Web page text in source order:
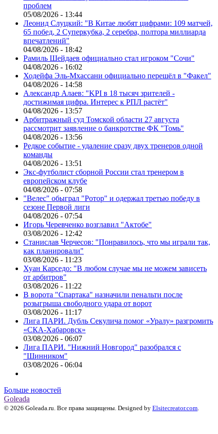
проблем
05/08/2026 - 13:44
Леонид Слуцкий: "В Китае любят цифрами: 109 матчей,
65 побед, 2 Суперкубка, 2 серебра, полтора миллиарда
впечатлений"
04/08/2026 - 18:42
Рамиль Шейдаев официально стал игроком "Сочи"
04/08/2026 - 16:02
Ходейфа Эль-Мхассани официально перешёл в "Факел"
04/08/2026 - 14:58
Александр Алаев: "KPI в 18 тысяч зрителей -
достижимая цифра. Интерес к РПЛ растёт"
04/08/2026 - 13:57
Арбитражный суд Томской области 27 августа
рассмотрит заявление о банкротстве ФК "Томь"
04/08/2026 - 13:56
Редкое событие - удаление сразу двух тренеров одной
команды
04/08/2026 - 13:51
Экс-футболист сборной России стал тренером в
европейском клубе
04/08/2026 - 07:58
"Велес" обыграл "Ротор" и одержал третью победу в
сезоне Первой лиги
04/08/2026 - 07:54
Игорь Черевченко возглавил "Актобе"
03/08/2026 - 12:42
Станислав Черчесов: "Понравилось, что мы играли так,
как планировали"
03/08/2026 - 11:23
Хуан Карседо: "В любом случае мы не можем зависеть
от арбитров"
03/08/2026 - 11:22
В ворота "Спартака" назначили пенальти после
розыгрыша свободного удара от ворот
03/08/2026 - 11:17
Лига ПАРИ. Дубль Секулича помог «Уралу» разгромить
«СКА-Хабаровск»
03/08/2026 - 06:07
Лига ПАРИ. "Нижний Новгород" разобрался с
"Шинником"
03/08/2026 - 06:04
Больше новостей
Goleada
© 2026 Goleada.ru. Все права защищены. Designed by Elsitecreator.com